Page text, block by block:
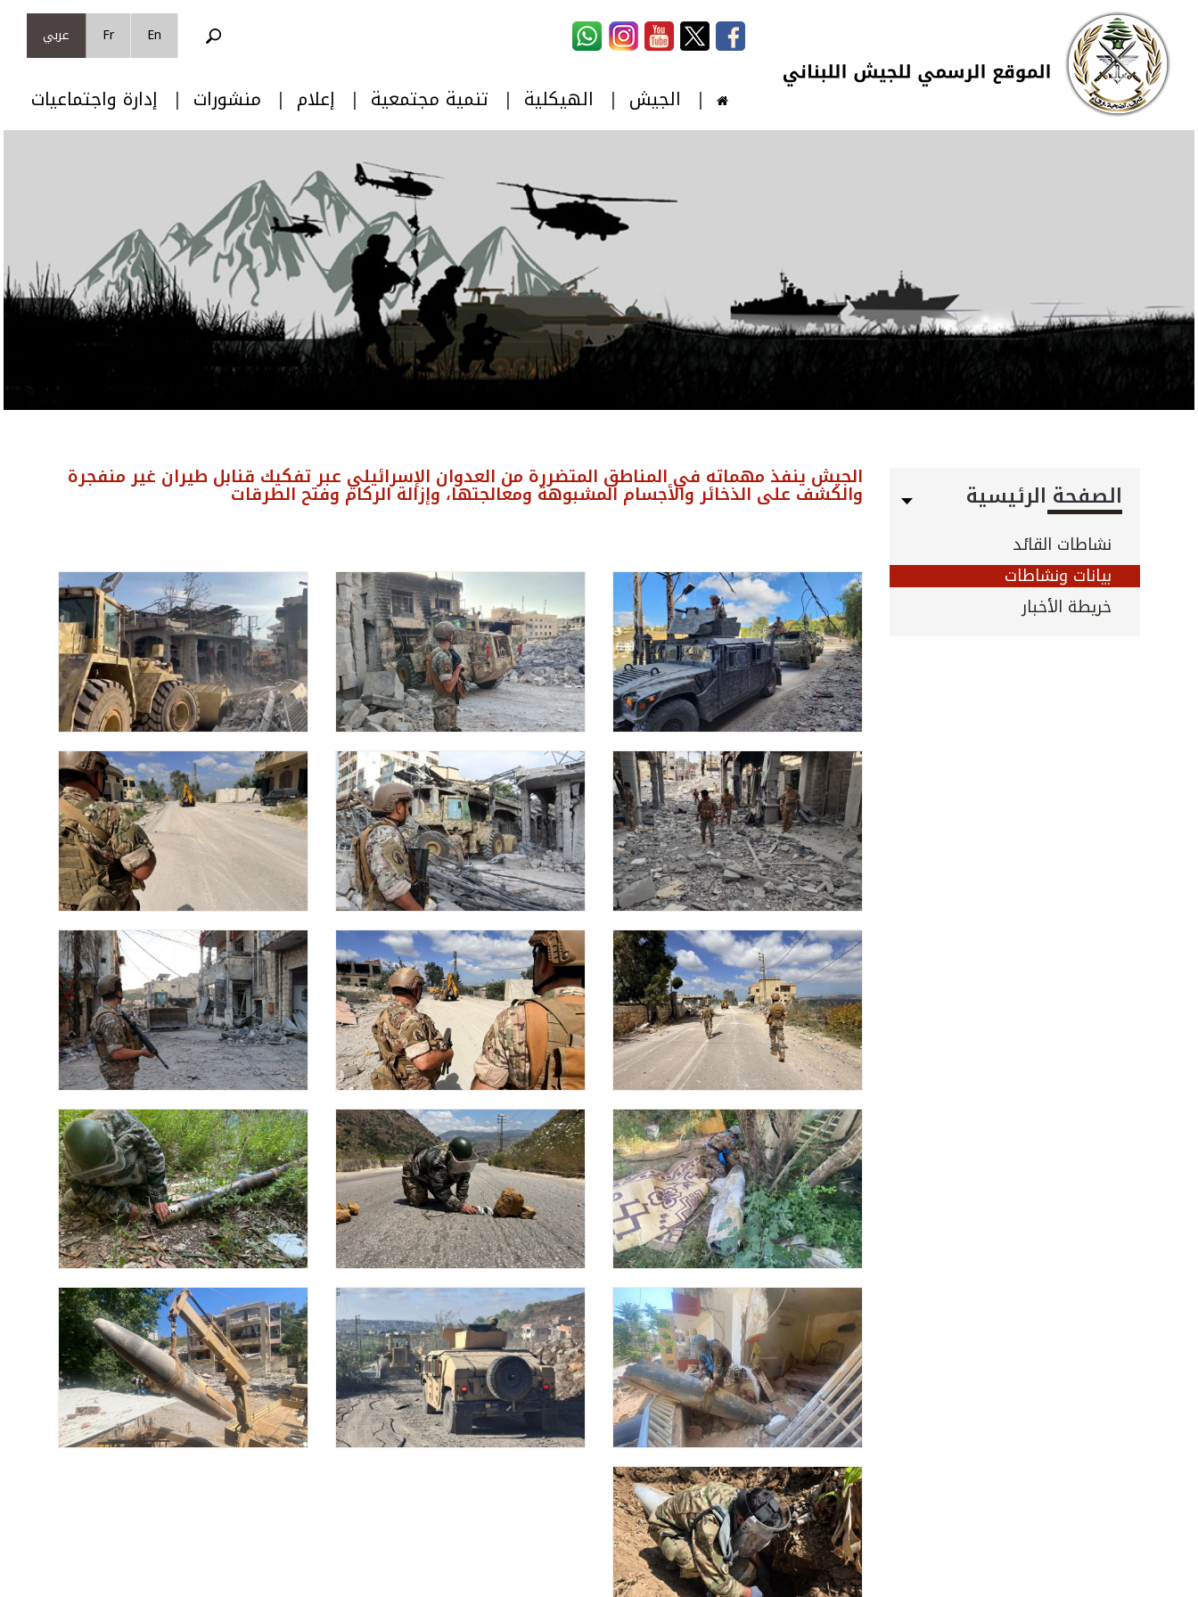
تجاوز إلى المحتوى الرئيسي
Skip to navigation
En
Fr عربي
الجيش الهيكلية تنمية مجتمعية إعلام منشورات إدارة واجتماعيات
الصفحة الرئيسية
نشاطات القائد
بيانات ونشاطات
خريطة الأخبار
الجيش ينفذ مهماته في المناطق المتضررة من العدوان الإسرائيلي عبر تفكيك قنابل طيران غير منفجرة
والكشف على الذخائر والأجسام المشبوهة ومعالجتها، وإزالة الركام وفتح الطرقات